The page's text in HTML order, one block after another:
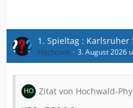
1. Spieltag : Karlsruher
Hitchcock 3. August 2026
Zitat von Hochwald-